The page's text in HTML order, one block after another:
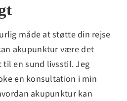
måde at støtte din rejse
akupunktur være det
en sund livsstil. Jeg
en konsultation i min
akupunktur kan